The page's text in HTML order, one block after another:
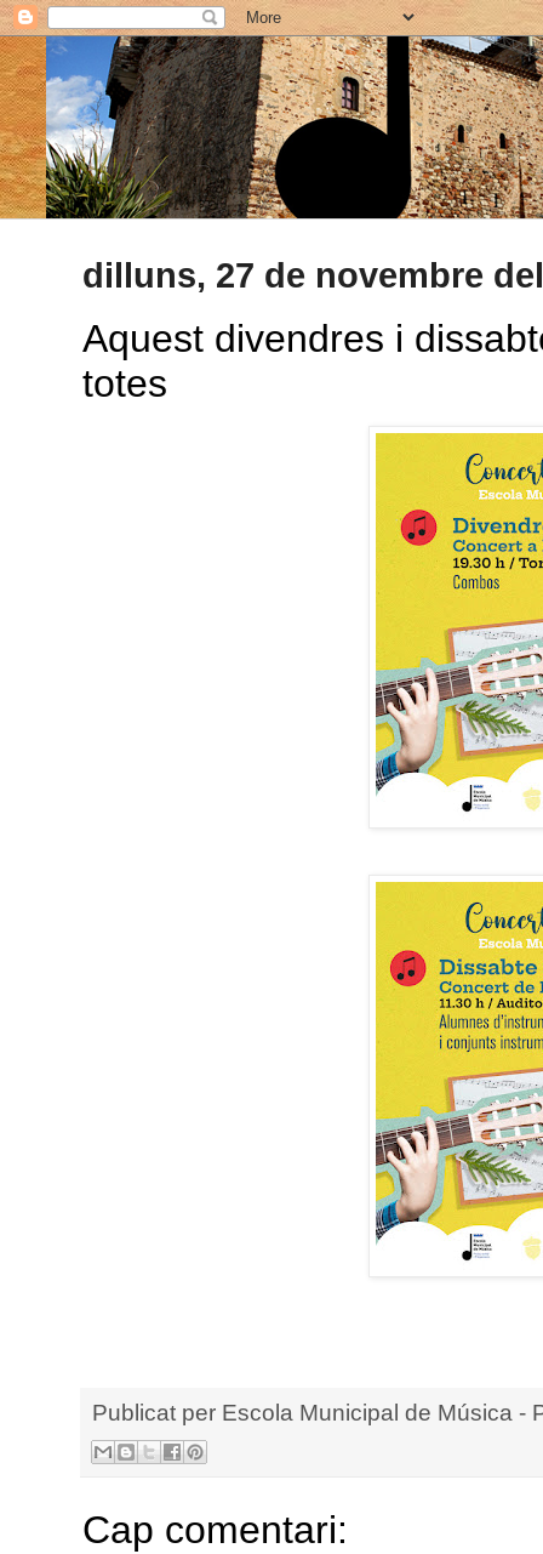
dilluns, 27 de novembre
Aquest divendres i
totes
Publicat per Escola Municipal de Música -
Cap comentari: